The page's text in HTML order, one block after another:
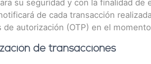
su seguridad y con la finalidad
de cada transacción
de autorización (OTP) en el
de transacciones